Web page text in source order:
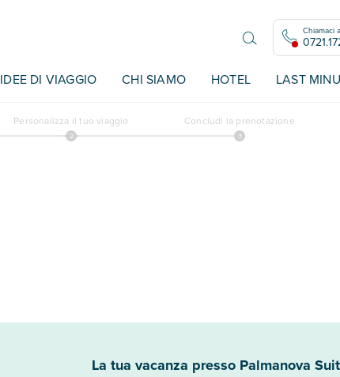
Chiamaci
IDEE DI VIAGGIO CHI SIAMO HOTEL LAST
Personalizza il tuo viaggio Concludi la prenotazione
La tua vacanza presso Palmanova